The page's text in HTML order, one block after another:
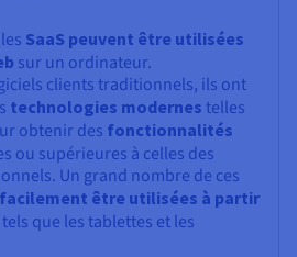
SaaS peuvent être utilisées
sur un ordinateur.
clients traditionnels, ils ont
technologies modernes telles
obtenir des fonctionnalités
ou supérieures à celles des
Un grand nombre de ces
facilement être utilisées à partir
tels que les tablettes et les